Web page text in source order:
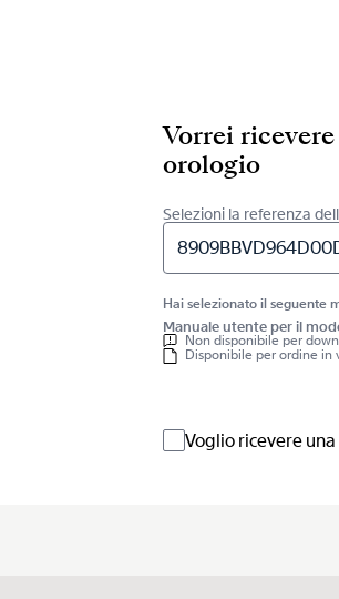
Vorrei
orologio
Selezioni la referenza
Hai selezionato il seguente
Manuale utente per il
Non disponibile per
Disponibile per ordine in
Voglio ricevere